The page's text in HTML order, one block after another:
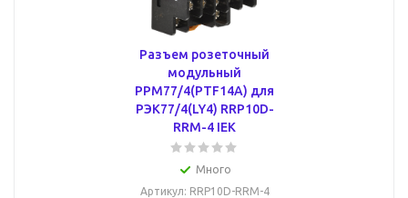
Разъем розеточный
модульный
РРМ77/4(PTF14A) для
РЭК77/4(LY4) RRP10D-
RRM-4 IEK
Много
Артикул: RRP10D-RRM-4